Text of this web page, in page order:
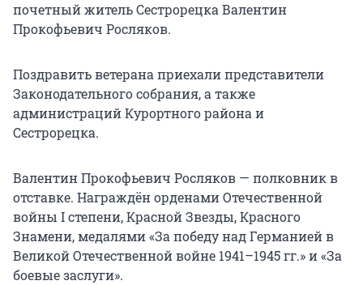
почетный житель Сестрорецка Валентин
Прокофьевич Росляков.
Поздравить ветерана приехали представители
Законодательного собрания, а также
администраций Курортного района и
Сестрорецка.
Валентин Прокофьевич Росляков — полковник в
отставке. Награждён орденами Отечественной
войны I степени, Красной Звезды, Красного
Знамени, медалями «За победу над Германией в
Великой Отечественной войне 1941–1945 гг.» и «За
боевые заслуги».